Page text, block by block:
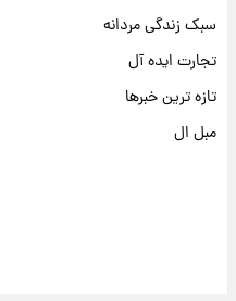
سبک زندگی مردانه
تجارت ایده آل
تازه ترین خبرها
مبل ال